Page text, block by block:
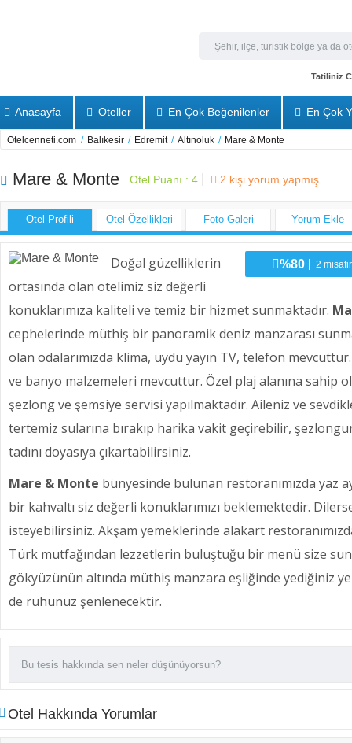
Tatiliniz
Anasayfa Oteller En Çok Beğenilenler En Çok
Otelcenneti.com / Balıkesir / Edremit / Altınoluk / Mare & Monte
Mare & Monte Otel Puanı : 4 2 kişi yorum yapmış.
Otel Profili Otel Özellikleri Foto Galeri Yorum Ekle
%80 2
Doğal güzelliklerin
ortasında olan otelimiz siz değerli
konuklarımıza kaliteli ve temiz bir hizmet sunmaktadır.
cephelerinde müthiş bir panoramik deniz manzarası
olan odalarımızda klima, uydu yayın TV, telefon
ve banyo malzemeleri mevcuttur. Özel plaj alanına sahip
şezlong ve şemsiye servisi yapılmaktadır. Aileniz ve
tertemiz sularına bırakıp harika vakit geçirebilir,
tadını doyasıya çıkartabilirsiniz.
Mare & Monte bünyesinde bulunan restoranımızda yaz
bir kahvaltı siz değerli konuklarımızı beklemektedir.
isteyebilirsiniz. Akşam yemeklerinde alakart
Türk mutfağından lezzetlerin buluştuğu bir menü size
gökyüzünün altında müthiş manzara eşliğinde yediğiniz
de ruhunuz şenlenecektir.
Otel Hakkında Yorumlar